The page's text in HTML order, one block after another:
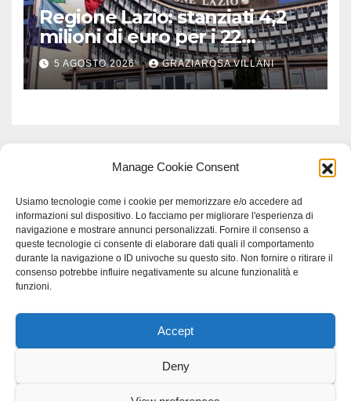
Manage Cookie Consent
Usiamo tecnologie come i cookie per memorizzare e/o accedere ad
informazioni sul dispositivo. Lo facciamo per migliorare l'esperienza di
navigazione e mostrare annunci personalizzati. Fornire il consenso a
queste tecnologie ci consente di elaborare dati quali il comportamento
durante la navigazione o ID univoche su questo sito. Non fornire o ritirare il
consenso potrebbe influire negativamente su alcune funzionalità e
funzioni.
Accept
Deny
Regione Lazio: stanziati 4,2
milioni di euro per i 22
Comuni dell’Etruria
Meridionale
5 AGOSTO 2026 GRAZIAROSA VILLANI
Proudly powered by WordPress|Tema: Newspaperex di
Scienzastudio specialistico bracciano